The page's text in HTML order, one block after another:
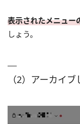
表示されたメニュー
しょう。
（2）アーカイ